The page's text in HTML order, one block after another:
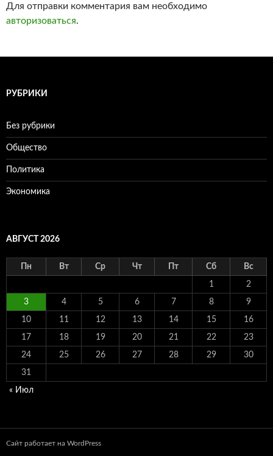
Для отправки комментария вам необходимо
авторизоваться.
РУБРИКИ
Без рубрики
Общество
Политика
Экономика
АВГУСТ 2026
Пн Вт Ср Чт Пт Сб Вс
1 2
3 4 5 6 7 8 9
10 11 12 13 14 15 16
17 18 19 20 21 22 23
24 25 26 27 28 29 30
31
« Июл
Сайт работает на WordPress